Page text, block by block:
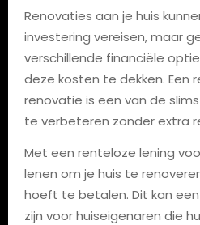
Renovaties aan je huis
investering vereisen, maar
verschillende financiële
deze kosten te dekken. Een
renovatie is een van de
te verbeteren zonder extra
Met een renteloze lening
lenen om je huis te
hoeft te betalen. Dit kan
zijn voor huiseigenaren die